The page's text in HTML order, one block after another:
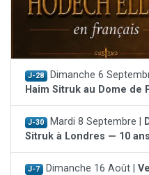
J-28 Dimanche 6
Haim Sitruk au Dome de
J-30 Mardi 8 Septembre |
Sitruk à Londres — 10
J-7 Dimanche 16 Août |